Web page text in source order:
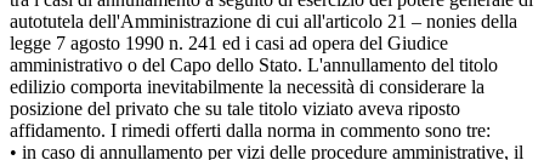
autotutela dell'Amministrazione di cui all'articolo 21 – nonies della
legge 7 agosto 1990 n. 241 ed i casi ad opera del Giudice
amministrativo o del Capo dello Stato. L'annullamento del titolo
edilizio comporta inevitabilmente la necessità di considerare la
posizione del privato che su tale titolo viziato aveva riposto
affidamento. I rimedi offerti dalla norma in commento sono tre:
• in caso di annullamento per vizi delle procedure amministrative, il